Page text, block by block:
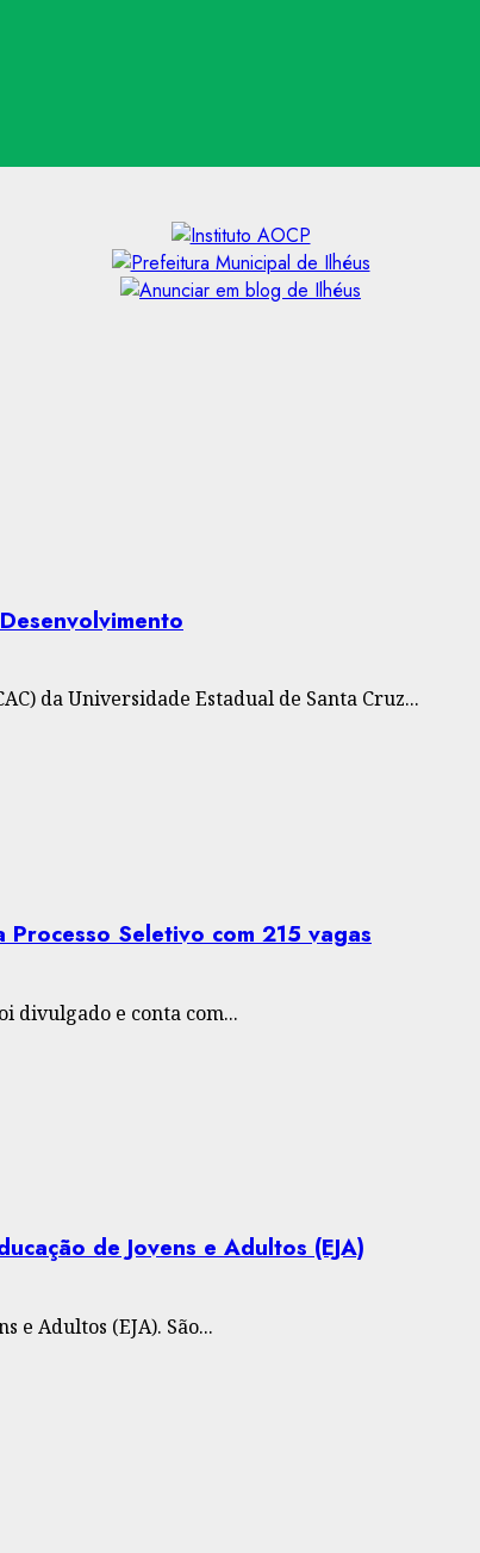
da Universidade Estadual de Santa Cruz...
Seletivo com 215 vagas
divulgado e conta com...
de Jovens e Adultos (EJA)
e Adultos (EJA). São...